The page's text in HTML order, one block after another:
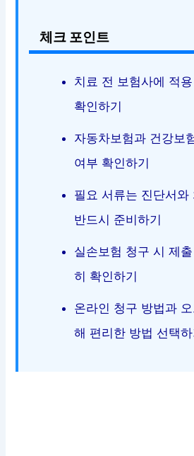
체크 포인트
치료 전 보험사에 적
확인하기
자동차보험과 건강보
여부 확인하기
필요 서류는 진단서와
반드시 준비하기
실손보험 청구 시 제
히 확인하기
온라인 청구 방법과
해 편리한 방법 선택하